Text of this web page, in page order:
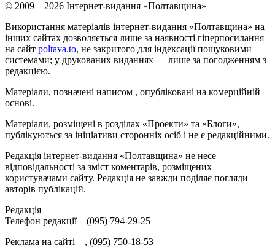
© 2009 – 2026 Інтернет-видання «Полтавщина»
Використання матеріалів інтернет-видання «Полтавщина» на
інших сайтах дозволяється лише за наявності гіперпосилання
на сайт poltava.to, не закритого для індексації пошуковими
системами; у друкованих виданнях — лише за погодженням з
редакцією.
Матеріали, позначені написом , опубліковані на комерційній
основі.
Матеріали, розміщені в розділах «Проекти» та «Блоги»,
публікуються за ініціативи сторонніх осіб і не є редакційними.
Редакція інтернет-видання «Полтавщина» не несе
відповідальності за зміст коментарів, розміщених
користувачами сайту. Редакція не завжди поділяє погляди
авторів публікацій.
Редакція –
Телефон редакції – (095) 794-29-25
Реклама на сайті – , (095) 750-18-53